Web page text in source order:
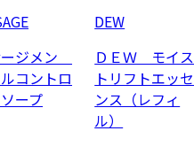
ジメン
コントロ
ープ
DEW
ＤＥＷ モイス
トリフトエッセ
ンス（レフィ
ル）